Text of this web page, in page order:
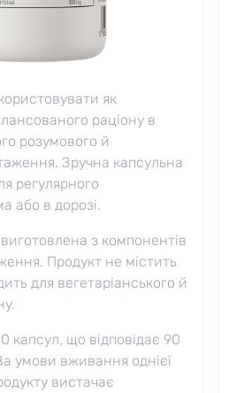
як
раціону в
розумового й
Зручна капсульна
регулярного
або в дорозі.
з компонентів
Продукт не містить
для вегетаріанського й
капсул, що відповідає 90
умови вживання однієї
вистачає